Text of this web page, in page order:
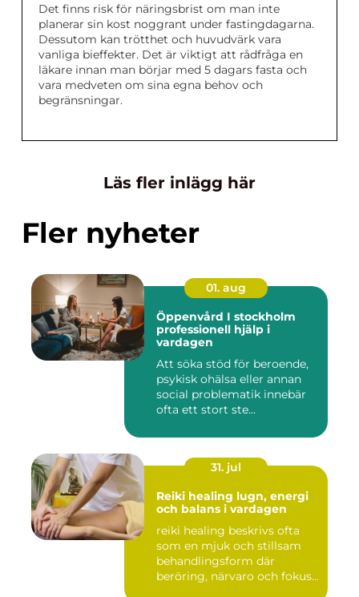
Det finns risk för näringsbrist om man inte
planerar sin kost noggrant under fastingdagarna.
Dessutom kan trötthet och huvudvärk vara
vanliga bieffekter. Det är viktigt att rådfråga en
läkare innan man börjar med 5 dagars fasta och
vara medveten om sina egna behov och
begränsningar.
Läs fler inlägg här
Fler nyheter
01. aug
Öppenvård I stockholm
professionell hjälp i
vardagen
Att söka stöd för beroende,
psykisk ohälsa eller annan
social problematik innebär
ofta ett stort ste...
31. jul
Reiki healing lugn, energi
och balans i vardagen
reiki healing beskrivs ofta
som en mjuk och stillsam
behandlingsform där
beröring, närvaro och fokus...